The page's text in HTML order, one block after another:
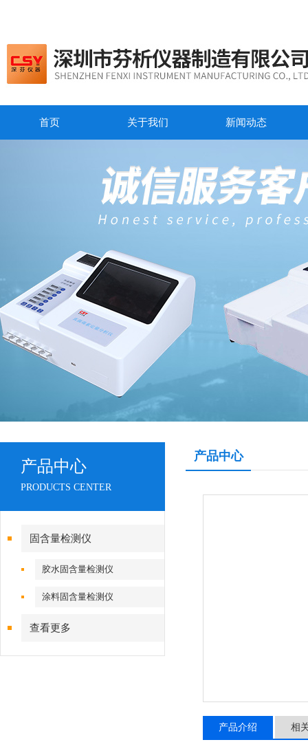
首页 关于我们 新闻动态
产品中心
PRODUCTS CENTER
固含量检测仪
胶水固含量检测仪
涂料固含量检测仪
查看更多
产品中心
产品介绍 相